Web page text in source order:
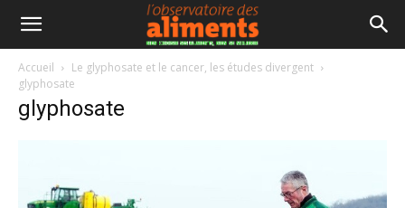
Accueil
Le glyphosate et le cancer, les études divergent
glyphosate
glyphosate